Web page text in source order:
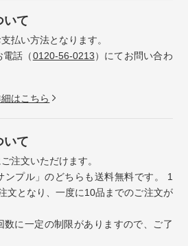
いて
払い方法となります。
話（0120-56-0213）にてお問い合わ
はこちら
いて
注文いただけます。
ンプル」のどちらも送料無料です。 1
文となり、一度に10品までのご注文が
数に一定の制限がありますので、ご了